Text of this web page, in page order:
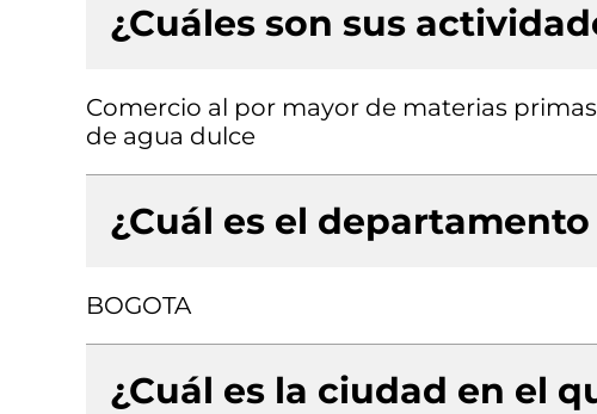
¿Cuáles son sus
Comercio al por mayor de materias
de agua dulce
¿Cuál es el
BOGOTA
¿Cuál es la ciudad en el